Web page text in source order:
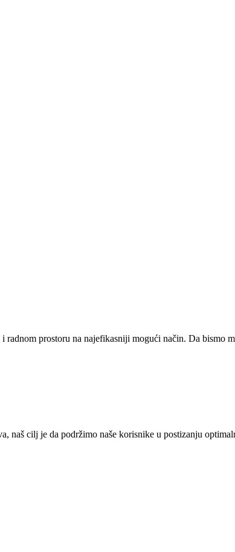
prostoru na najefikasniji mogući način. Da bismo
naš cilj je da podržimo naše korisnike u postizanju